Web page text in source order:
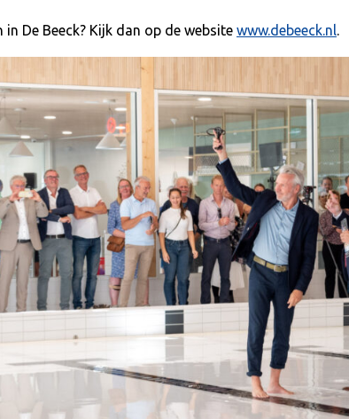
De Beeck? Kijk dan op de website www.debeeck.nl.